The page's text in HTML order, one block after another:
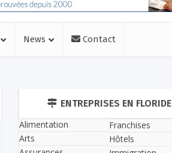
News Contact
ENTREPRISES EN FLORIDE
Alimentation
Arts
Franchises
Hôtels